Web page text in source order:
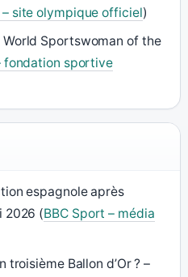
site olympique officiel)
World Sportswoman of the
fondation sportive
espagnole après
2026 (BBC Sport – média
troisième Ballon d’Or ? –